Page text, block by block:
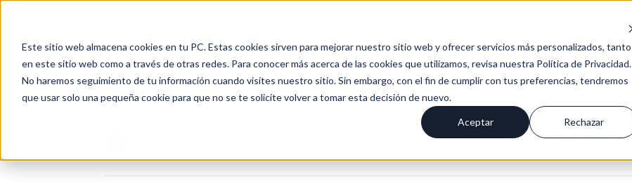
Este sitio web almacena cookies en tu PC. Estas cookies sirven para mejorar nuestro sitio web y ofrecer servicios más personalizados, tanto
en este sitio web como a través de otras redes. Para conocer más acerca de las cookies que utilizamos, revisa nuestra Política de Privacidad.
No haremos seguimiento de tu información cuando visites nuestro sitio. Sin embargo, con el fin de cumplir con tus preferencias, tendremos
que usar solo una pequeña cookie para que no se te solicite volver a tomar esta decisión de nuevo.
Aceptar Rechazar
Casos de Uso | Constructoras